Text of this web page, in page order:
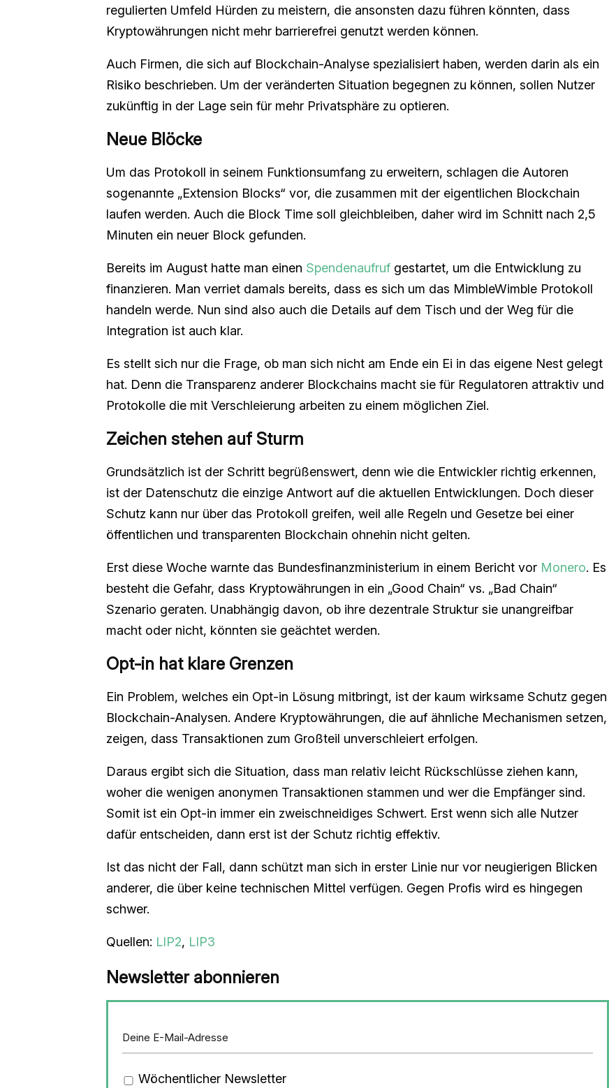
regulierten Umfeld Hürden zu meistern, die ansonsten dazu führen könnten, dass
Kryptowährungen nicht mehr barrierefrei genutzt werden können.
Auch Firmen, die sich auf Blockchain-Analyse spezialisiert haben, werden darin als ein
Risiko beschrieben. Um der veränderten Situation begegnen zu können, sollen Nutzer
zukünftig in der Lage sein für mehr Privatsphäre zu optieren.
Neue Blöcke
Um das Protokoll in seinem Funktionsumfang zu erweitern, schlagen die Autoren
sogenannte „Extension Blocks“ vor, die zusammen mit der eigentlichen Blockchain
laufen werden. Auch die Block Time soll gleichbleiben, daher wird im Schnitt nach 2,5
Minuten ein neuer Block gefunden.
Bereits im August hatte man einen Spendenaufruf gestartet, um die Entwicklung zu
finanzieren. Man verriet damals bereits, dass es sich um das MimbleWimble Protokoll
handeln werde. Nun sind also auch die Details auf dem Tisch und der Weg für die
Integration ist auch klar.
Es stellt sich nur die Frage, ob man sich nicht am Ende ein Ei in das eigene Nest gelegt
hat. Denn die Transparenz anderer Blockchains macht sie für Regulatoren attraktiv und
Protokolle die mit Verschleierung arbeiten zu einem möglichen Ziel.
Zeichen stehen auf Sturm
Grundsätzlich ist der Schritt begrüßenswert, denn wie die Entwickler richtig erkennen,
ist der Datenschutz die einzige Antwort auf die aktuellen Entwicklungen. Doch dieser
Schutz kann nur über das Protokoll greifen, weil alle Regeln und Gesetze bei einer
öffentlichen und transparenten Blockchain ohnehin nicht gelten.
Erst diese Woche warnte das Bundesfinanzministerium in einem Bericht vor Monero. Es
besteht die Gefahr, dass Kryptowährungen in ein „Good Chain“ vs. „Bad Chain“
Szenario geraten. Unabhängig davon, ob ihre dezentrale Struktur sie unangreifbar
macht oder nicht, könnten sie geächtet werden.
Opt-in hat klare Grenzen
Ein Problem, welches ein Opt-in Lösung mitbringt, ist der kaum wirksame Schutz gegen
Blockchain-Analysen. Andere Kryptowährungen, die auf ähnliche Mechanismen setzen,
zeigen, dass Transaktionen zum Großteil unverschleiert erfolgen.
Daraus ergibt sich die Situation, dass man relativ leicht Rückschlüsse ziehen kann,
woher die wenigen anonymen Transaktionen stammen und wer die Empfänger sind.
Somit ist ein Opt-in immer ein zweischneidiges Schwert. Erst wenn sich alle Nutzer
dafür entscheiden, dann erst ist der Schutz richtig effektiv.
Ist das nicht der Fall, dann schützt man sich in erster Linie nur vor neugierigen Blicken
anderer, die über keine technischen Mittel verfügen. Gegen Profis wird es hingegen
schwer.
Quellen: LIP2, LIP3
Newsletter abonnieren
Wöchentlicher Newsletter